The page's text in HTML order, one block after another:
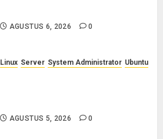
AGUSTUS 6, 2026 0
Linux Server System Administrator Ubuntu
AGUSTUS 5, 2026 0